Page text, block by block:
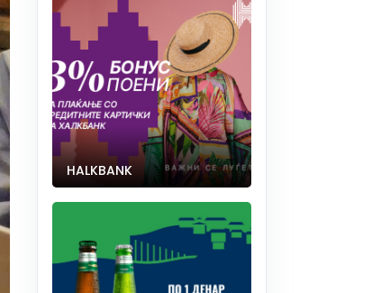
HALKBANK